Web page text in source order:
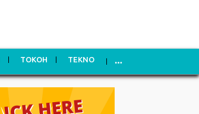
TOKOH TEKNO